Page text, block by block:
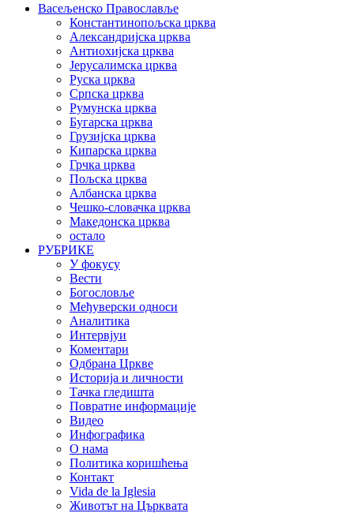
Васељенско Православље
Константинопољска црква
Александријска црква
Антиохијска црква
Јерусалимска црква
Руска црква
Српска црква
Румунска црква
Бугарска црква
Грузијска црква
Кипарска црква
Грчка црква
Пољска црква
Албанска црква
Чешко-словачка црква
Македонска црква
остало
РУБРИКЕ
У фокусу
Вести
Богословље
Међуверски односи
Аналитика
Интервјуи
Коментари
Одбрана Цркве
Историја и личности
Тачка гледишта
Повратне информације
Видео
Инфографика
О нама
Политика коришћења
Контакт
Vida de la Iglesia
Животът на Църквата